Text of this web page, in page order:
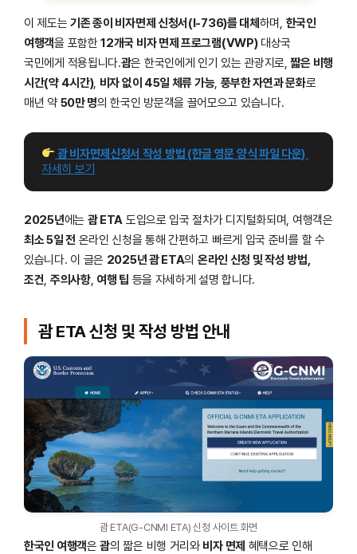
이 제도는기존 종이 비자면제 신청서(I-736)를 대체 하며, 한국인
여행객을 포함한12개국 비자 면제 프로그램(VWP)대상국
국민에게 적용됩니다.괌은 한국인에게 인기 있는 관광지로,짧은 비행
시간(약 4시간), 비자 없이 45일 체류 가능, 풍부한 자연과 문화로
매년 약 50만 명의 한국인 방문객을 끌어모으고 있습니다.
괌 비자면제신청서 작성 방법 (한글 영문 양식 파일 다운)
자세히 보기
2025년에는 괌 ETA 도입으로 입국 절차가 디지털화되며, 여행객은
최소 5일 전 온라인 신청을 통해 간편하고 빠르게 입국 준비를 할 수
있습니다. 이 글은 2025년 괌 ETA의 온라인 신청 및 작성 방법,
조건, 주의사항, 여행 팁 등을 자세하게 설명 합니다.
괌 ETA 신청 및 작성 방법 안내
괌 ETA(G-CNMI ETA) 신청 사이트 화면
한국인 여행객은괌의 짧은 비행 거리와 비자 면제 혜택으로 인해